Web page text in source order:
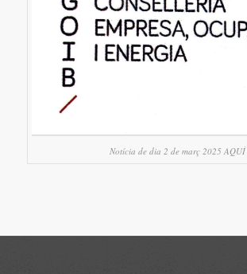
Notícia de dia 2 de març 2025 AQUÍ